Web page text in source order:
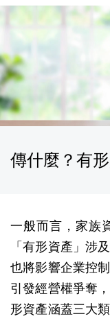
傳什麼？有
一般而言，家族
「有形資產」涉
也將影響企業控
引發經營權爭奪
形資產涵蓋三大